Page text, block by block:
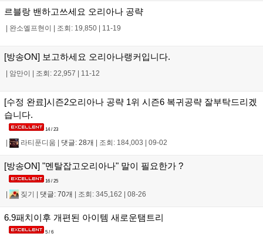
르블랑 밴하고쓰세요 오리아나 공략
| 완소엘프현이 | 조회: 19,850 | 11-19
[방송ON] 보고하세요 오리아나랭커입니다.
| 암만이 | 조회: 22,957 | 11-12
[수정 완료]시즌2오리아나 공략 1위 시즌6 복귀공략 잘부탁드리겠
습니다.
14 / 23
라티푼디움 댓글: 28개 조회: 184,003 09-02
[방송ON] "멘탈잡고오리아나" 말이 필요한가 ?
16 / 25
| 짖기 | 댓글: 70개 | 조회: 345,162 | 08-26
6.9패치이후 개편된 아이템 새로운탬트리
5 / 6